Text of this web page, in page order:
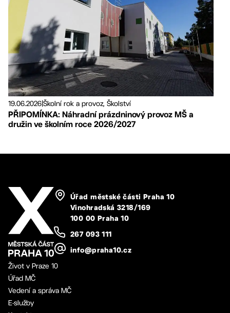
19.06.2026Školní rok a provoz, Školství
PŘIPOMÍNKA: Náhradní prázdninový provoz MŠ a
družin ve školním roce 2026/2027
Úřad městské části Praha 10
Vinohradská 3218/169
100 00 Praha 10
267 093 111
info@praha10.cz
Život v Praze 10
Úřad MČ
Vedení a správa MČ
E-služby